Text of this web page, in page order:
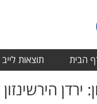
הבית תוצאות לייב
ירדן